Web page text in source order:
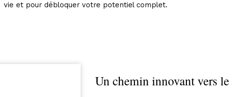
vie et pour débloquer votre potentiel complet.
Un chemin innovant vers